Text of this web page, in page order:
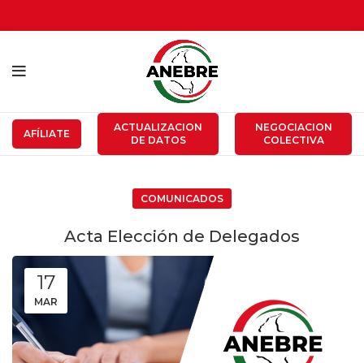
AFÍLIATE
ACTUALIZACION
DE DATOS
NEGOCIACION
COLECTIVA
COMUNICADOS
Acta Elección de Delegados
17
MAR